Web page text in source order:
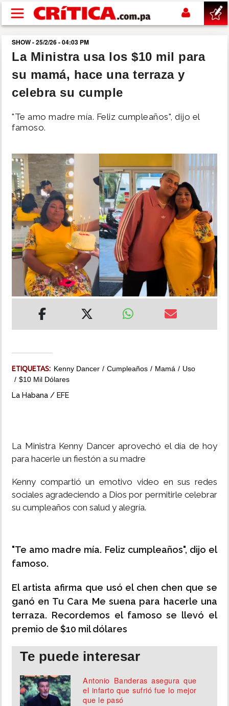
Pasar al contenido principal
buscar
SUCESOS
POLÍTICA
SHOW
DEPORTES
MUNDO
INSÓLITAS
MULTIMEDIA
SHOW - 25/2/26 - 04:03 PM
La Ministra usa los $10 mil para
su mamá, hace una terraza y
celebra su cumple
"Te amo madre mía. Feliz cumpleaños", dijo el
famoso.
ETIQUETAS: Kenny Dancer Cumpleaños Mamá
Uso
$10 Mil Dólares
La Habana / EFE
La Ministra Kenny Dancer aprovechó el día de hoy
para hacerle un fiestón a su madre
Kenny compartió un emotivo video en sus redes
sociales agradeciendo a Dios por permitirle celebrar
su cumpleaños con salud y alegría.
"Te amo madre mía. Feliz cumpleaños", dijo el
famoso.
El artista afirma que usó el chen chen que se
ganó en Tu Cara Me suena para hacerle una
terraza. Recordemos el famoso se llevó el
premio de $10 mil dólares
Te puede interesar
Antonio Banderas asegura que
el infarto que sufrió fue lo mejor
que le pasó